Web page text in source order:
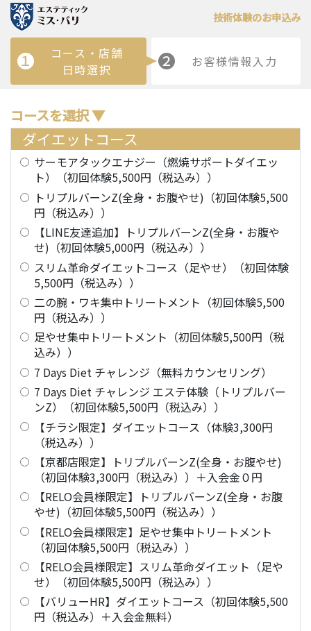
技術体験のお申込み
１
コース・店舗
日時選択
２ お客様情報入力
コースを選択 ▼
ダイエットコース
サーモアタックエナジー（燃焼サポートダイエッ
ト）（初回体験5,500円（税込み））
トリプルバーンZ(全身・お腹やせ)（初回体験5,500
円（税込み））
【LINE友達追加】トリプルバーンZ(全身・お腹や
せ)（初回体験5,000円（税込み））
スリム革命ダイエットコース（足やせ）（初回体験
5,500円（税込み））
二の腕・ワキ集中トリートメント（初回体験5,500
円（税込み））
足やせ集中トリートメント（初回体験5,500円（税
込み））
7 Days Diet チャレンジ（無料カウンセリング）
7 Days Diet チャレンジ エステ体験（トリプルバー
ンZ）（初回体験5,500円（税込み））
【チラシ限定】ダイエットコース（体験3,300円
（税込み））
【京都店限定】トリプルバーンZ(全身・お腹やせ)
（初回体験3,300円（税込み））＋入会金０円
【RELO会員様限定】トリプルバーンZ(全身・お腹
やせ)（初回体験5,500円（税込み））
【RELO会員様限定】足やせ集中トリートメント
（初回体験5,500円（税込み））
【RELO会員様限定】スリム革命ダイエット（足や
せ）（初回体験5,500円（税込み））
【バリューHR】ダイエットコース（初回体験5,500
円（税込み）＋入会金無料）